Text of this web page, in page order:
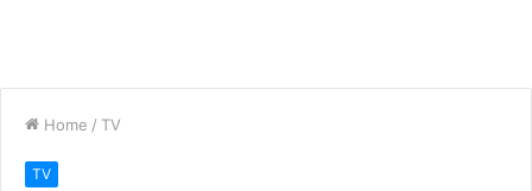
Home / TV
TV